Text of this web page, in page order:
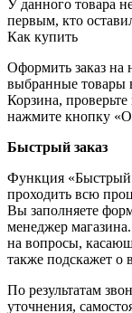
У данного товара
первым, кто
Как купить
Оформить заказ на
выбранные товары
Корзина,
нажмите кнопку
Быстрый заказ
Функция «Быстрый
проходить всю
Вы заполняете
менеджер
на вопросы,
также подскажет о
По результатам
уточнения,